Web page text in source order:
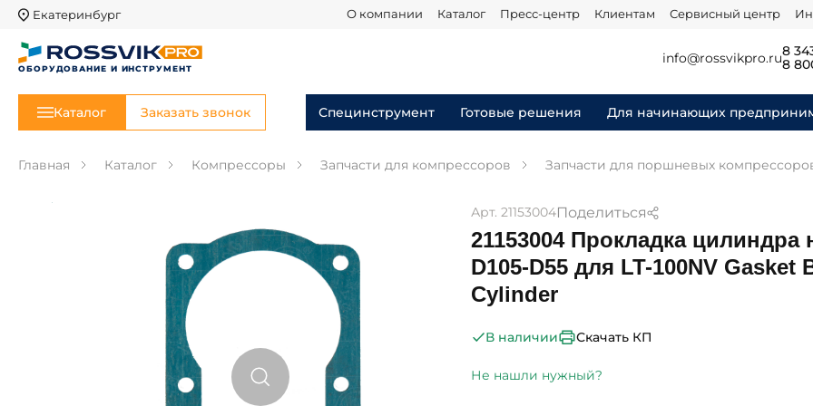
Екатеринбург О компании Каталог Пресс-центр Клиентам Сервисный центр
ОБОРУДОВАНИЕ И ИНСТРУМЕНТ
info@rossvikpro.ru8
8
Каталог Заказать звонок Специнструмент Готовые решения Для начинающих
Главная Каталог Компрессоры Запчасти для компрессоров Запчасти для поршневых
Арт. 21153004Поделиться
21153004 Прокладка цилиндра
D105-D55 для LT-100NV Gasket
Cylinder
В наличии Скачать КП
Не нашли нужный?